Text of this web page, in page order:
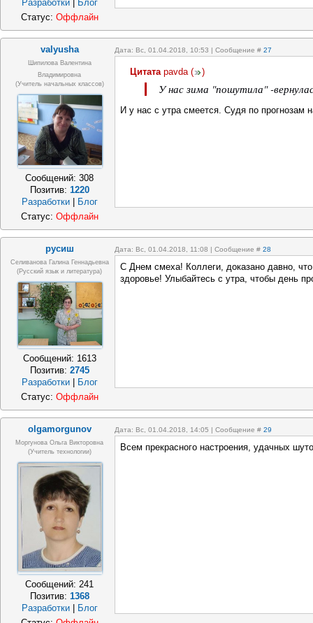
Разработки
Блог
Статус: Оффлайн
valyusha Дата: Вс, 01.04.2018, 10:53 | Сообщение # 27
Шипилова Валентина
Владимировна
(учитель начальных классов)
Сообщений:308
Позитив: 1220
Разработки
Блог
Цитата pavda( )
У нас зима "пошутила" -
И у нас с утра смеется. Судя по прогнозам
Статус: Оффлайн
русиш Дата: Вс, 01.04.2018, 11:08 | Сообщение # 28
Селиванова Галина Геннадьевна
(русский язык и литература)
Сообщений: 1613
Позитив: 2745
Разработки
Блог
С Днем смеха! Коллеги, доказано давно,
здоровье! Улыбайтесь с утра, чтобы день
Статус: Оффлайн
olgamorgunov Дата: Вс, 01.04.2018, 14:05 | Сообщение # 29
Моргунова Ольга Викторовна
(Учитель технологии)
Сообщений: 241
Позитив: 1368
Разработки | Блог
Всем прекрасного настроения, удачных